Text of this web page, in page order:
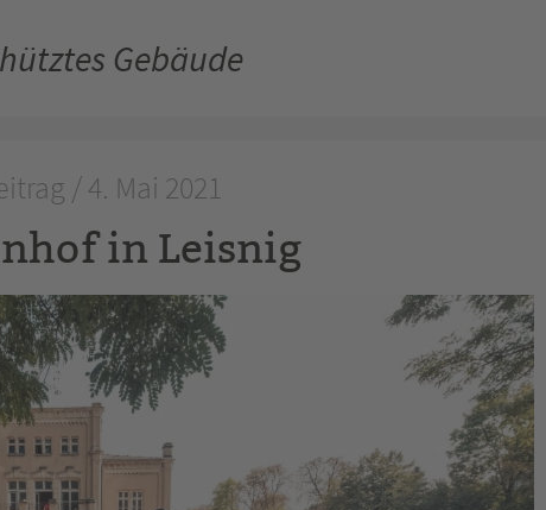
Gebäude
/ 4. Mai 2021
in Leisnig